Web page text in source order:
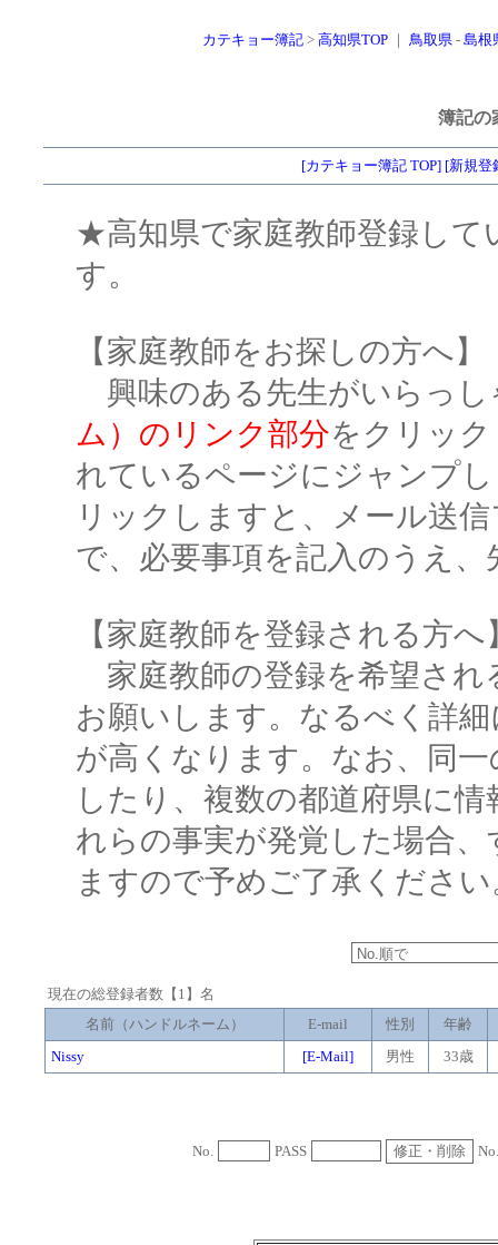
カテキョー簿記> 高知県TOP｜ 鳥取県- 島根
簿記の
[カテキョー簿記 TOP] [新規登
★高知県で家庭教師登録して
す。
【家庭教師をお探しの方へ】
興味のある先生がいらっし
ム）のリンク部分をクリッ
れているページにジャンプ
リックしますと、メール送
で、必要事項を記入のうえ
【家庭教師を登録される方へ
家庭教師の登録を希望され
お願いします。なるべく詳
が高くなります。なお、同
したり、複数の都道府県に
れらの事実が発覚した場合
ますので予めご了承ください
現在の総登録者数【1】名
名前（ハンドルネーム）
E-mail 性別
年齢
Nissy
[E-Mail] 男性 33歳
No. PASS No.